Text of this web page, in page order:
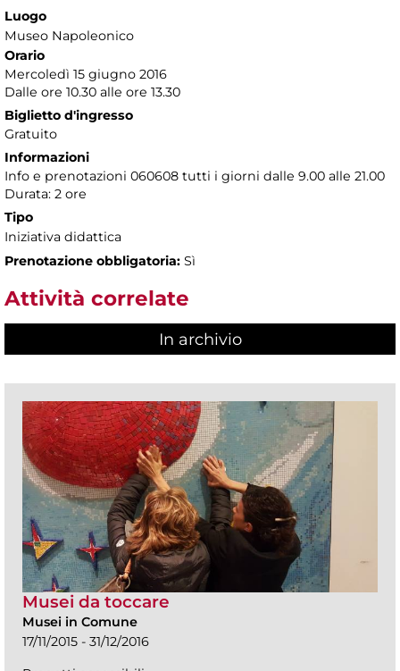
Luogo
Museo Napoleonico
Orario
Mercoledì 15 giugno 2016
Dalle ore 10.30 alle ore 13.30
Biglietto d'ingresso
Gratuito
Informazioni
Info e prenotazioni 060608 tutti i giorni dalle 9.00 alle 21.00
Durata: 2 ore
Tipo
Iniziativa didattica
Prenotazione obbligatoria: Sì
Attività correlate
In archivio
Musei da toccare
Musei in Comune
17/11/2015 - 31/12/2016